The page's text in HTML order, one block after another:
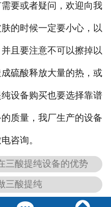
要或者疑问，欢迎向我
的时候一定要小心，以
且要注意不可以擦掉以
硫酸释放大量的热，或
设备购买也要选择靠谱
质量，我厂生产的设备
咨询。
三酸提纯设备的优势
三酸提纯